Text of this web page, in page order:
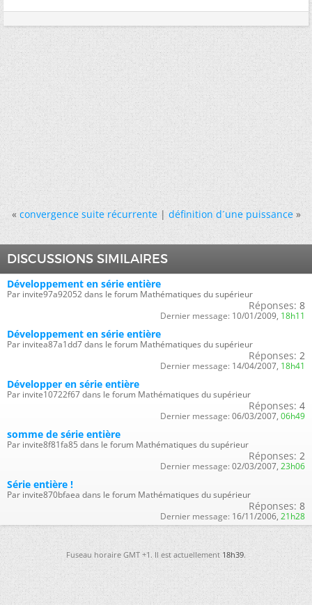
« convergence suite récurrente|définition d´une puissance »
DISCUSSIONS SIMILAIRES
Développement en série entière
Par invite97a92052 dans le forum Mathématiques du supérieur
Réponses: 8
Dernier message: 10/01/2009, 18h11
Développement en série entière
Par invitea87a1dd7 dans le forum Mathématiques du supérieur
Réponses: 2
Dernier message: 14/04/2007, 18h41
Développer en série entière
Par invite10722f67 dans le forum Mathématiques du supérieur
Réponses: 4
Dernier message: 06/03/2007, 06h49
somme de série entière
Par invite8f81fa85 dans le forum Mathématiques du supérieur
Réponses: 2
Dernier message: 02/03/2007, 23h06
Série entière !
Par invite870bfaea dans le forum Mathématiques du supérieur
Réponses: 8
Dernier message: 16/11/2006, 21h28
Fuseau horaire GMT +1. Il est actuellement18h39.